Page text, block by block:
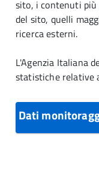
sito, i contenuti
del sito, quelli
ricerca esterni.
L'Agenzia Italiana
statistiche relative
Dati